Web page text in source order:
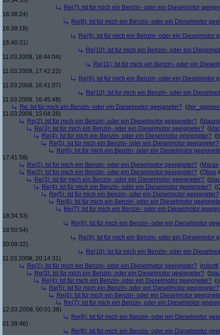
Re(7): Ist für mich ein Benzin- oder ein Dieselmotor
16:36:24)
Re(8): Ist für mich ein Benzin- oder ein Dieselmotor
16:39:18)
Re(9): Ist für mich ein Benzin- oder ein Dieselmotor
16:40:31)
Re(10): Ist für mich ein Benzin- oder ein
11.03.2008, 16:44:04)
Re(11): Ist für mich ein Benzin- oder ein
11.03.2008, 17:42:22)
Re(9): Ist für mich ein Benzin- oder ein Dieselmotor
11.03.2008, 16:41:07)
Re(10): Ist für mich ein Benzin- oder ein
11.03.2008, 16:45:48)
Re: Ist für mich ein Benzin- oder ein Dieselmotor geeigneter? (
11.03.2008, 15:04:28)
Re(2): Ist für mich ein Benzin- oder ein Dieselmotor geeigneter? (
Re(3): Ist für mich ein Benzin- oder ein Dieselmotor geeigneter? (
Re(4): Ist für mich ein Benzin- oder ein Dieselmotor geeigneter? (
Re(5): Ist für mich ein Benzin- oder ein Dieselmotor geeigneter?
Re(6): Ist für mich ein Benzin- oder ein Dieselmotor
17:41:58)
Re(2): Ist für mich ein Benzin- oder ein Dieselmotor geeigneter? (Marax
Re(2): Ist für mich ein Benzin- oder ein Dieselmotor geeigneter? (Qbus
Re(3): Ist für mich ein Benzin- oder ein Dieselmotor geeigneter? (
Re(4): Ist für mich ein Benzin- oder ein Dieselmotor geeigneter? (
Re(5): Ist für mich ein Benzin- oder ein Dieselmotor geeigneter?
Re(6): Ist für mich ein Benzin- oder ein Dieselmotor
Re(7): Ist für mich ein Benzin- oder ein Dieselmotor
18:34:33)
Re(8): Ist für mich ein Benzin- oder ein Dieselmotor
18:50:54)
Re(9): Ist für mich ein Benzin- oder ein Dieselmotor
20:09:32)
Re(10): Ist für mich ein Benzin- oder ein
11.03.2008, 20:14:31)
Re(2): Ist für mich ein Benzin- oder ein Dieselmotor geeigneter? (robotti
Re(3): Ist für mich ein Benzin- oder ein Dieselmotor geeigneter? (
Re(4): Ist für mich ein Benzin- oder ein Dieselmotor geeigneter? (
Re(5): Ist für mich ein Benzin- oder ein Dieselmotor geeigneter?
Re(6): Ist für mich ein Benzin- oder ein Dieselmotor
Re(7): Ist für mich ein Benzin- oder ein Dieselmotor
12.03.2008, 00:01:38)
Re(8): Ist für mich ein Benzin- oder ein Dieselmotor
01:39:46)
Re(8): Ist für mich ein Benzin- oder ein Dieselmotor